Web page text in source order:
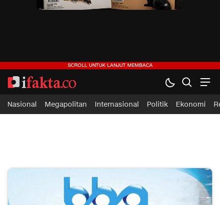
ifakta.co
#pastibenar
Nasional Megapolitan Internasional Politik Ekonomi